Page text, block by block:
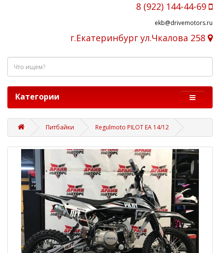
8 (922) 144-44-69
ekb@drivemotors.ru
г.Екатеринбург ул.Чкалова 258
Категории
Питбайки Regulmoto PILOT EA 14/12